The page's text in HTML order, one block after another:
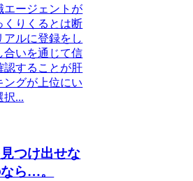
エージェントが
くりくるとは断
ルに登録をし
合いを通じて信
認することが肝
ングが上位にい
択...
つけ出せな
ら…。